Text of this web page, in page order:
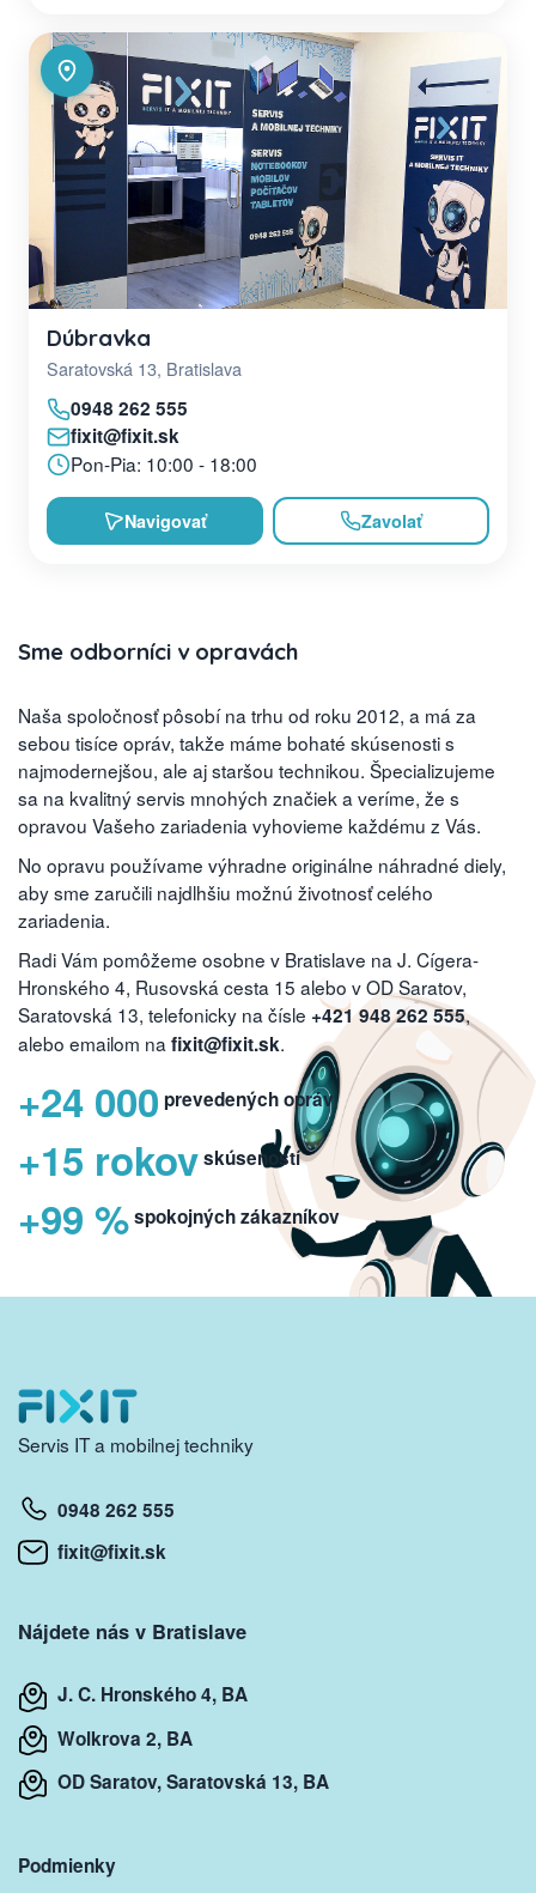
Dúbravka
Saratovská 13, Bratislava
0948 262 555
fixit@fixit.sk
Pon-Pia: 10:00 - 18:00
Navigovať Zavolať
Sme odborníci v opravách
Naša spoločnosť pôsobí na trhu od roku 2012, a má za
sebou tisíce opráv, takže máme bohaté skúsenosti s
najmodernejšou, ale aj staršou technikou. Špecializujeme
sa na kvalitný servis mnohých značiek a veríme, že s
opravou Vašeho zariadenia vyhovieme každému z Vás.
No opravu používame výhradne originálne náhradné diely,
aby sme zaručili najdlhšiu možnú životnosť celého
zariadenia.
Radi Vám pomôžeme osobne v Bratislave na J. Cígera-
Hronského 4, Rusovská cesta 15 alebo v OD Saratov,
Saratovská 13, telefonicky na čísle +421 948 262 555,
alebo emailom na fixit@fixit.sk.
+24 000 prevedených opráv
+15 rokovskúseností
+99 %spokojných zákazníkov
Servis IT a mobilnej techniky
0948 262 555
fixit@fixit.sk
Nájdete nás v Bratislave
J. C. Hronského 4, BA
Wolkrova 2, BA
OD Saratov, Saratovská 13, BA
Podmienky